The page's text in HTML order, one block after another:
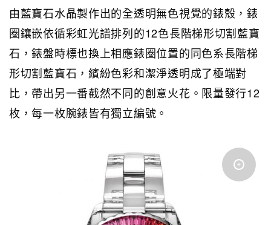
由藍寶石水晶製作出的全透明無色視覺的錶殼，錶
圈鑲嵌依循彩虹光譜排列的12色長階梯形切割藍寶
石，錶盤時標也換上相應錶圈位置的同色系長階梯
形切割藍寶石，繽紛色彩和潔淨透明成了極端對
比，帶出另一番截然不同的創意火花。限量發行12
枚，每一枚腕錶皆有獨立編號。